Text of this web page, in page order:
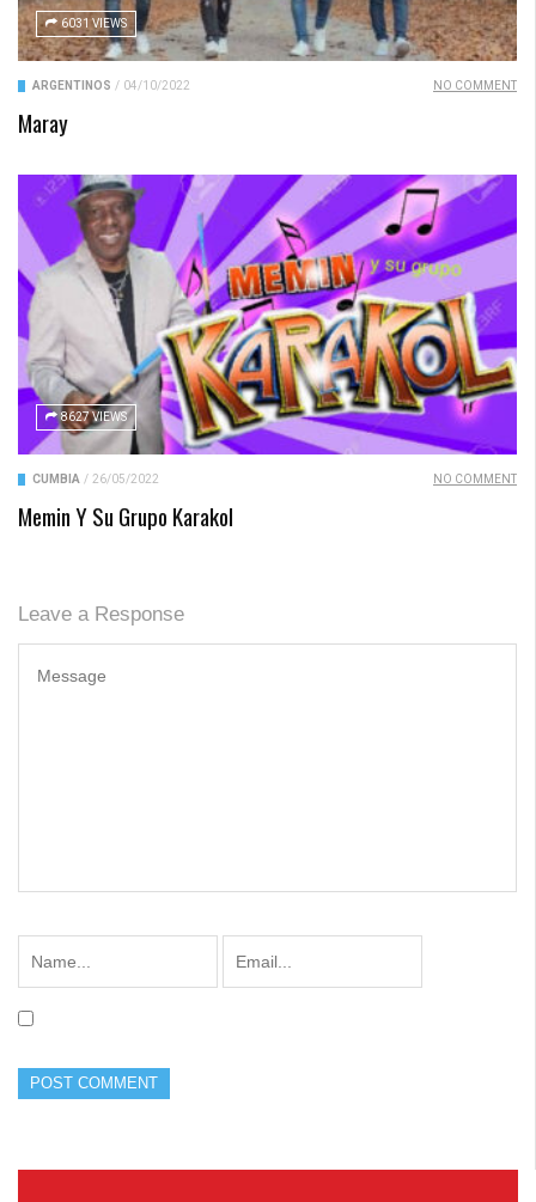
6031 VIEWS
ARGENTINOS / 04/10/2022 NO COMMENT
Maray
8627 VIEWS
CUMBIA / 26/05/2022 NO COMMENT
Memin Y Su Grupo Karakol
Leave a Response